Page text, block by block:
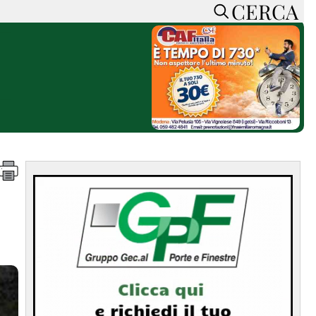
CERCA
ACCEDI o REGISTRATI
CONTATTI
SOSTIENI LA PRESSA
CONOSCI LA PRESSA
COOKIE POLICY
PRIVACY POLICY
FEED RSS
MAPPA DEL SITO
NORMATIVE
DEONTOLOGICHE
CERCA